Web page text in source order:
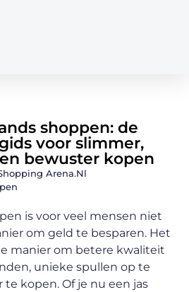
shoppen: de
voor slimmer,
bewuster kopen
Arena.nl
is voor veel mensen niet
om geld te besparen. Het
manier om betere kwaliteit
unieke spullen op te
kopen. Of je nu een jas